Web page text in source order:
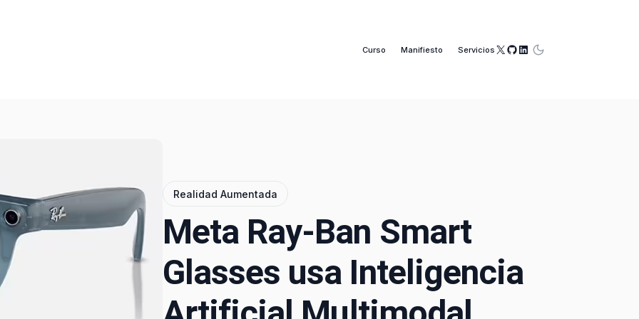
Curso Manifiesto Servicios X GitHub
LinkedIn
Realidad Aumentada
Meta Ray-Ban Smart
Glasses usa Inteligencia